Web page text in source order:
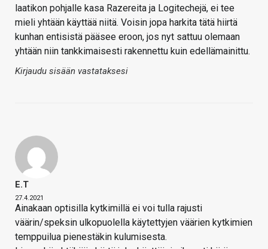
laatikon pohjalle kasa Razereita ja Logitechejä, ei tee
mieli yhtään käyttää niitä. Voisin jopa harkita tätä hiirtä
kunhan entisistä pääsee eroon, jos nyt sattuu olemaan
yhtään niin tankkimaisesti rakennettu kuin edellämainittu.
Kirjaudu sisään vastataksesi
E.T
27.4.2021
Ainakaan optisilla kytkimillä ei voi tulla rajusti
väärin/speksin ulkopuolella käytettyjen väärien kytkimien
temppuilua pienestäkin kulumisesta.